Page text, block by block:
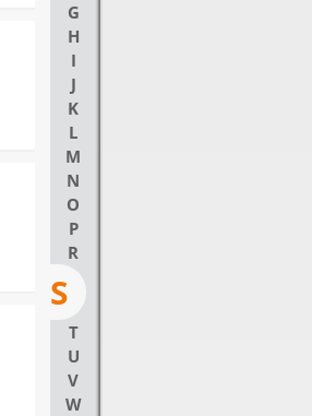
G
H
I
J
K
L
M
N
O
P
R
S
T
U
V
W